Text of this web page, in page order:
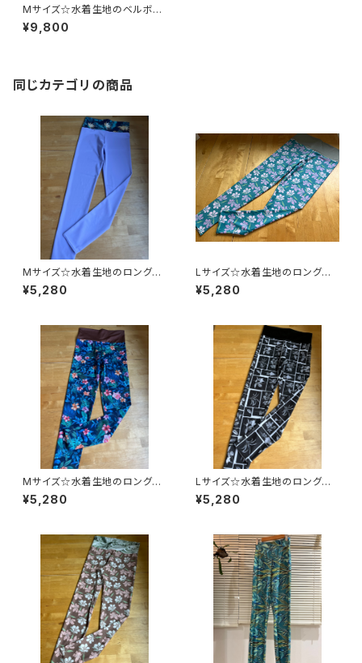
Mサイズ☆水着生地のベルボト
ム
¥9,800
同じカテゴリの商品
Mサイズ☆水着生地のロングレ
ギンス
¥5,280
Lサイズ☆水着生地のロングレ
ギンス
¥5,280
Mサイズ☆水着生地のロングレ
ギンス
¥5,280
Lサイズ☆水着生地のロングレ
ギンス
¥5,280